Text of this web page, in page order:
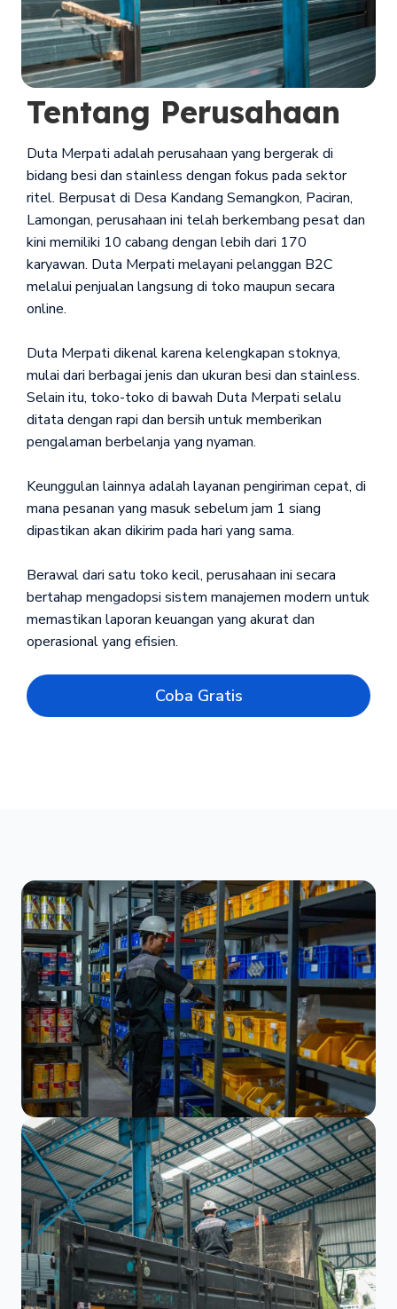
Tentang Perusahaan
Duta Merpati adalah perusahaan yang bergerak di
bidang besi dan stainless dengan fokus pada sektor
ritel. Berpusat di Desa Kandang Semangkon, Paciran,
Lamongan, perusahaan ini telah berkembang pesat dan
kini memiliki 10 cabang dengan lebih dari 170
karyawan. Duta Merpati melayani pelanggan B2C
melalui penjualan langsung di toko maupun secara
online.
Duta Merpati dikenal karena kelengkapan stoknya,
mulai dari berbagai jenis dan ukuran besi dan stainless.
Selain itu, toko-toko di bawah Duta Merpati selalu
ditata dengan rapi dan bersih untuk memberikan
pengalaman berbelanja yang nyaman.
Keunggulan lainnya adalah layanan pengiriman cepat, di
mana pesanan yang masuk sebelum jam 1 siang
dipastikan akan dikirim pada hari yang sama.
Berawal dari satu toko kecil, perusahaan ini secara
bertahap mengadopsi sistem manajemen modern untuk
memastikan laporan keuangan yang akurat dan
operasional yang efisien.
Coba Gratis